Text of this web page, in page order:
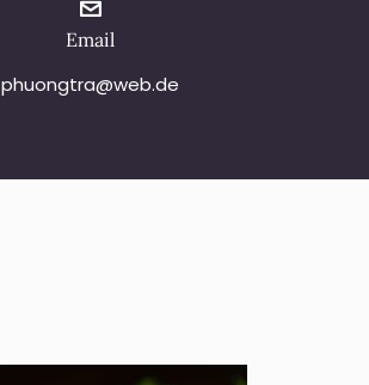
Email
phuongtra@web.de